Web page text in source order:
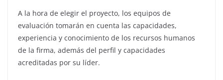
A la hora de elegir el proyecto, los equipos de
evaluación tomarán en cuenta las capacidades,
experiencia y conocimiento de los recursos humanos
de la firma, además del perfil y capacidades
acreditadas por su líder.